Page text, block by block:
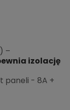
–
izolację
paneli - 8A +